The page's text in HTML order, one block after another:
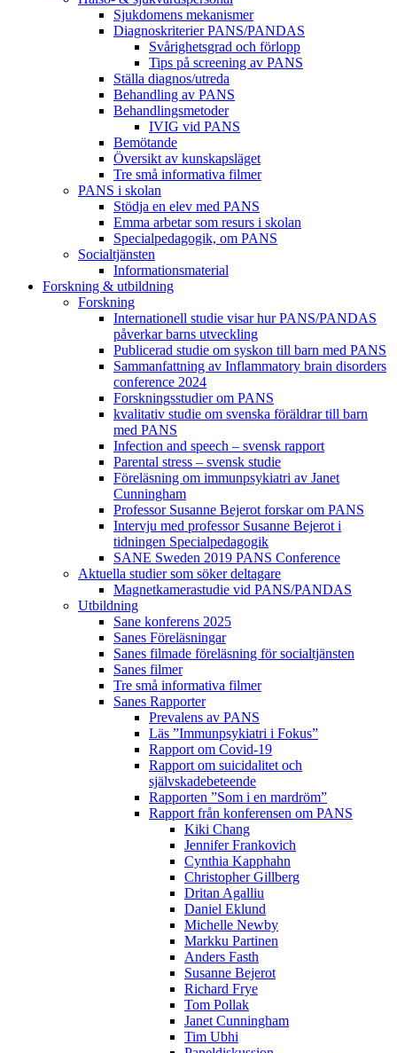
Sjukdomens mekanismer
Diagnoskriterier PANS/PANDAS
Svårighetsgrad och förlopp
Tips på screening av PANS
Ställa diagnos/utreda
Behandling av PANS
Behandlings­metoder
IVIG vid PANS
Bemötande
Översikt av kunskapsläget
Tre små informativa filmer
PANS i skolan
Stödja en elev med PANS
Emma arbetar som resurs i skolan
Specialpedagogik, om PANS
Socialtjänsten
Informationsmaterial
Forskning & utbildning
Forskning
Internationell studie visar hur PANS/PANDAS
påverkar barns utveckling
Publicerad studie om syskon till barn med PANS
Sammanfattning av Inflammatory brain disorders
conference 2024
Forskningsstudier om PANS
kvalitativ studie om svenska föräldrar till barn
med PANS
Infection and speech – svensk rapport
Parental stress – svensk studie
Föreläsning om immunpsykiatri av Janet
Cunningham
Professor Susanne Bejerot forskar om PANS
Intervju med professor Susanne Bejerot i
tidningen Specialpedagogik
SANE Sweden 2019 PANS Conference
Aktuella studier som söker deltagare
Magnetkamerastudie vid PANS/PANDAS
Utbildning
Sane konferens 2025
Sanes Föreläsningar
Sanes filmade föreläsning för socialtjänsten
Sanes filmer
Tre små informativa filmer
Sanes Rapporter
Prevalens av PANS
Läs ”Immunpsykiatri i Fokus”
Rapport om Covid-19
Rapport om suicidalitet och
självskadebeteende
Rapporten ”Som i en mardröm”
Rapport från konferensen om PANS
Kiki Chang
Jennifer Frankovich
Cynthia Kapphahn
Christopher Gillberg
Dritan Agalliu
Daniel Eklund
Michelle Newby
Markku Partinen
Anders Fasth
Susanne Bejerot
Richard Frye
Tom Pollak
Janet Cunningham
Tim Ubhi